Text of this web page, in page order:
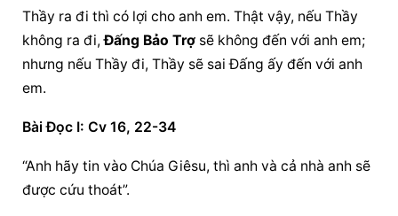
Thầy ra đi thì có lợi cho anh em. Thật vậy, nếu Thầy
không ra đi, Đấng Bảo Trợ sẽ không đến với anh em;
nhưng nếu Thầy đi, Thầy sẽ sai Đấng ấy đến với anh
em.
Bài Ðọc I: Cv 16, 22-34
“Anh hãy tin vào Chúa Giêsu, thì anh và cả nhà anh sẽ
được cứu thoát”.